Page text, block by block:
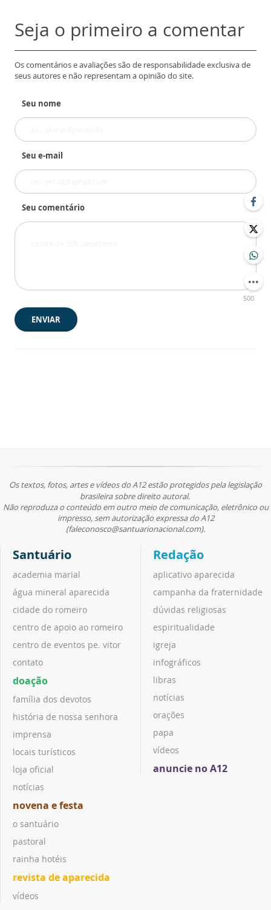
Seja o primeiro a comentar
Os comentários e avaliações são de responsabilidade exclusiva de
seus autores e não representam a opinião do site.
Seu nome
Seu e-mail
Seu comentário
500
ENVIAR
Os textos, fotos, artes e vídeos do A12 estão protegidos pela legislação
brasileira sobre direito autoral.
Não reproduza o conteúdo em outro meio de comunicação, eletrônico ou
impresso, sem autorização expressa do A12
(faleconosco@santuarionacional.com).
Santuário
academia marial
água mineral aparecida
cidade do romeiro
centro de apoio ao romeiro
centro de eventos pe. vitor
contato
doação
família dos devotos
história de nossa senhora
imprensa
locais turísticos
loja oficial
notícias
novena e festa
o santuário
pastoral
rainha hotéis
revista de aparecida
vídeos
Redação
aplicativo aparecida
campanha da fraternidade
dúvidas religiosas
espiritualidade
igreja
infográficos
libras
notícias
orações
papa
vídeos
anuncie no A12